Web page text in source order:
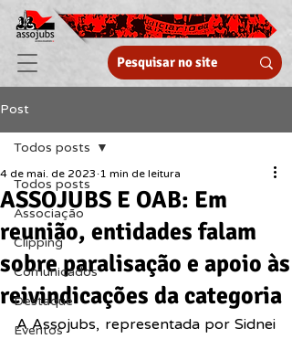
Post
Todos posts
Associação
Clipping
Comunicados
Destaque
Eventos
Todos posts
ASSOJUBS E OAB: Em
reunião, entidades falam
sobre paralisação e apoio às
reivindicações da categoria
4 de mai. de 2023 1 min de leitura
A Assojubs, representada por Sidnei